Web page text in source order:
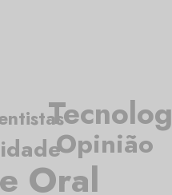
Oral
Opinião